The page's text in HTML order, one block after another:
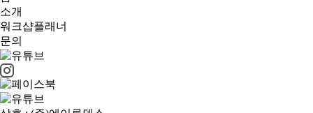
소개
워크샵플래너
문의